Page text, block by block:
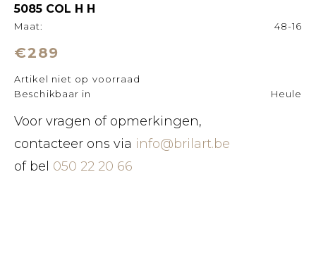
5085 COL H H
Maat: 48-16
€289
Artikel niet op voorraad
Beschikbaar in
Heule
Voor vragen of opmerkingen,
contacteer ons via info@brilart.be
of bel 050 22 20 66